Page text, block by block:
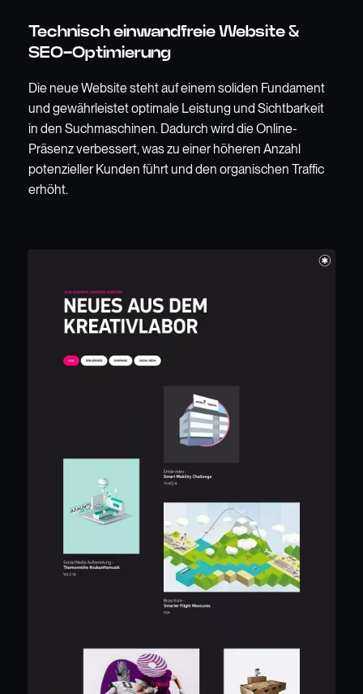
Technisch einwandfreie Website &
SEO-Optimierung
Die neue Website steht auf einem soliden Fundament
und gewährleistet optimale Leistung und Sichtbarkeit
in den Suchmaschinen. Dadurch wird die Online-
Präsenz verbessert, was zu einer höheren Anzahl
potenzieller Kunden führt und den organischen Traffic
erhöht.